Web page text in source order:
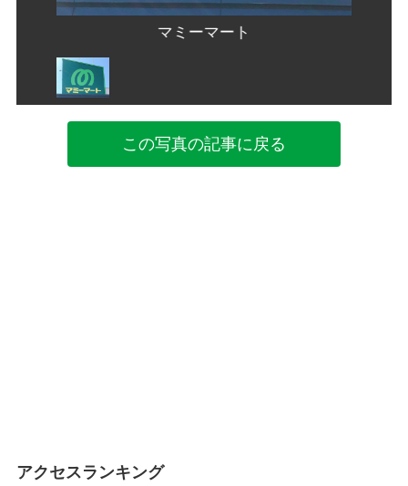
マミーマート
この写真の記事に戻る
アクセスランキング